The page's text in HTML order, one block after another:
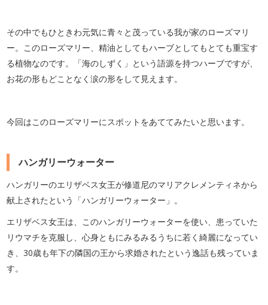
その中でもひときわ元気に青々と茂っている我が家のローズマリ
ー。このローズマリー、精油としてもハーブとしてもとても重宝す
る植物なのです。「海のしずく」という語源を持つハーブですが、
お花の形もどことなく涙の形をして見えます。
今回はこのローズマリーにスポットをあててみたいと思います。
ハンガリーウォーター
ハンガリーのエリザベス女王が修道尼のマリアクレメンティネから
献上されたという「ハンガリーウォーター」。
エリザベス女王は、このハンガリーウォーターを使い、患っていた
リウマチを克服し、心身ともにみるみるうちに若く綺麗になってい
き、30歳も年下の隣国の王から求婚されたという逸話も残っていま
す。